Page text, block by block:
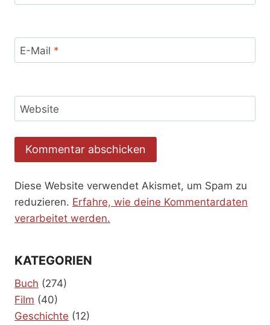
E-Mail *
Website
Diese Website verwendet Akismet, um Spam zu
reduzieren. Erfahre, wie deine Kommentardaten
verarbeitet werden.
KATEGORIEN
Buch (274)
Film (40)
Geschichte (12)